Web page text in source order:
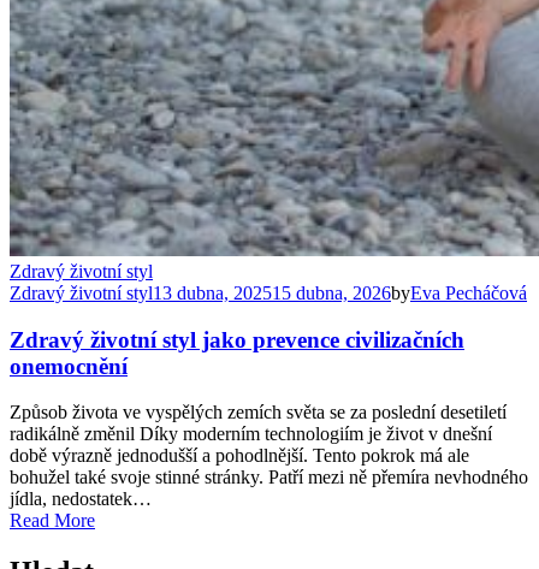
Zdravý životní styl
Zdravý životní styl13 dubna, 202515 dubna, 2026byEva Pecháčová
Zdravý životní styl jako prevence civilizačních
onemocnění
Způsob života ve vyspělých zemích světa se za poslední desetiletí
radikálně změnil Díky moderním technologiím je život v dnešní
době výrazně jednodušší a pohodlnější. Tento pokrok má ale
bohužel také svoje stinné stránky. Patří mezi ně přemíra nevhodného
jídla, nedostatek…
Read More